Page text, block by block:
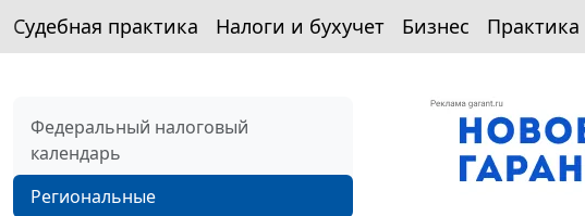
Судебная практика Налоги и бухучет Бизнес Практика
Федеральный налоговый
календарь
Региональные